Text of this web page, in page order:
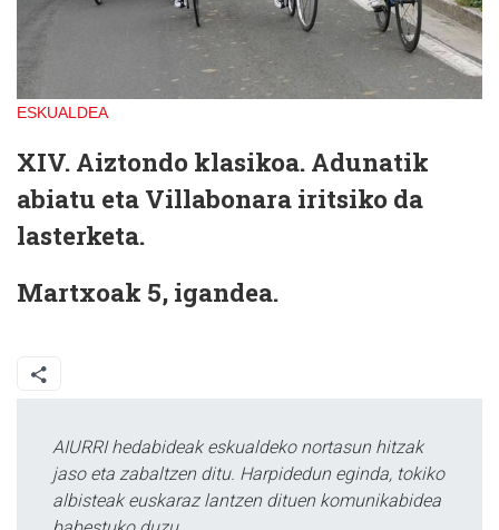
ESKUALDEA
XIV. Aiztondo klasikoa. Adunatik
abiatu eta Villabonara iritsiko da
lasterketa.
Martxoak 5, igandea.
AIURRI hedabideak eskualdeko nortasun hitzak
jaso eta zabaltzen ditu. Harpidedun eginda, tokiko
albisteak euskaraz lantzen dituen komunikabidea